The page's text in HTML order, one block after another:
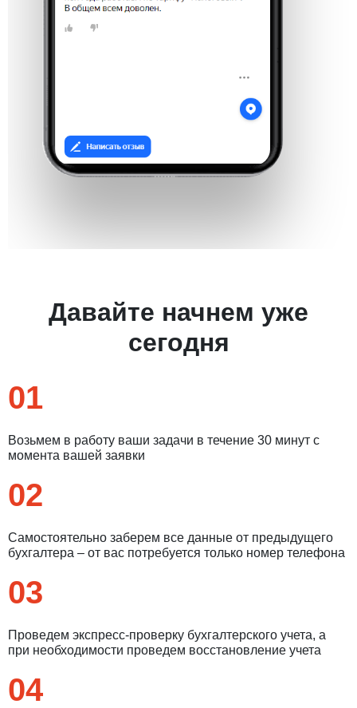
Давайте начнем уже
сегодня
01
Возьмем в работу ваши задачи в течение 30 минут с
момента вашей заявки
02
Самостоятельно заберем все данные от предыдущего
бухгалтера – от вас потребуется только номер телефона
03
Проведем экспресс-проверку бухгалтерского учета, а
при необходимости проведем восстановление учета
04